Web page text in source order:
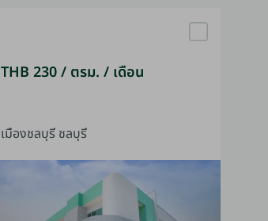
THB 230 / ตรม. / เดือน
เมืองชลบุรี ชลบุรี